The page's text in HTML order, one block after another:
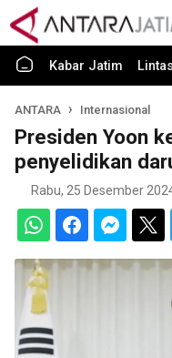
Kabar Jatim
ANTARA Internasional
Presiden Yoon
penyelidikan
Rabu, 25 Desember